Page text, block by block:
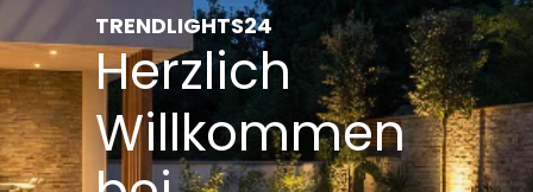
TRENDLIGHTS24
Herzlich
Willkommen